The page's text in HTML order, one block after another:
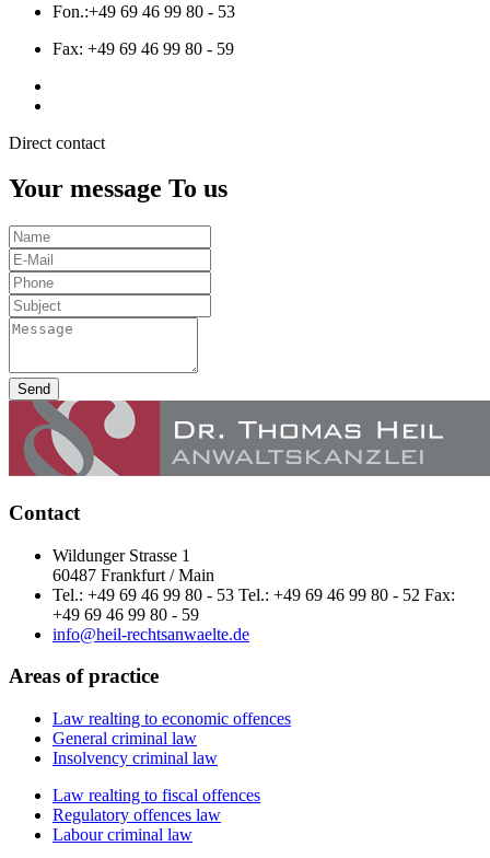
Fon.:+49 69 46 99 80 - 53
Fax: +49 69 46 99 80 - 59
Direct contact
Your message To us
Send
Contact
Wildunger Strasse 1
60487 Frankfurt / Main
Tel.: +49 69 46 99 80 - 53 Tel.: +49 69 46 99 80 - 52 Fax:
+49 69 46 99 80 - 59
info@heil-rechtsanwaelte.de
Areas of practice
Law realting to economic offences
General criminal law
Insolvency criminal law
Law realting to fiscal offences
Regulatory offences law
Labour criminal law